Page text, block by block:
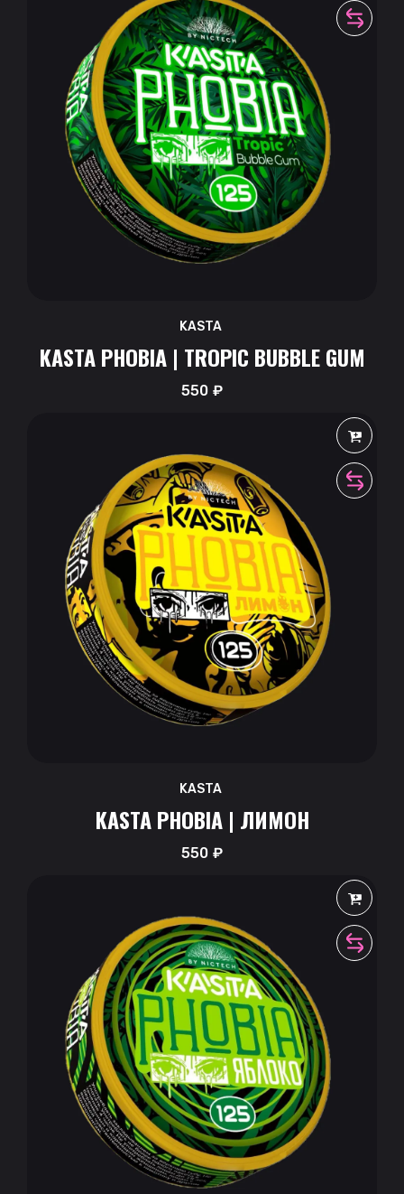
KASTA
KASTA PHOBIA | TROPIC BUBBLE GUM
550₽
KASTA
KASTA PHOBIA | ЛИМОН
550₽